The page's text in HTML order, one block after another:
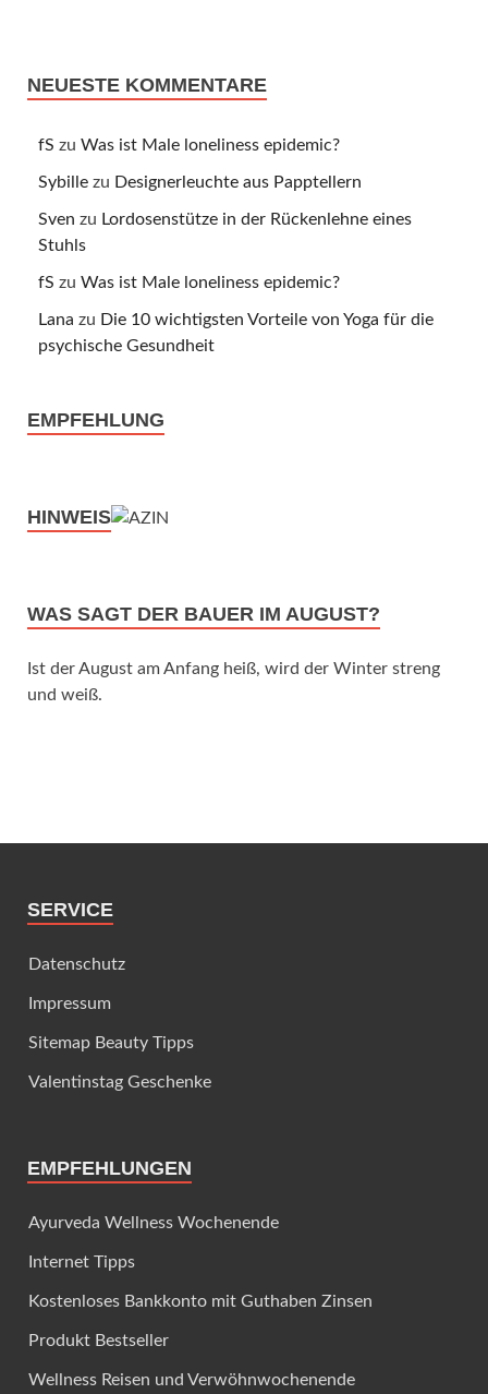
NEUESTE KOMMENTARE
fS zu Was ist Male loneliness epidemic?
Sybille zu Designerleuchte aus Papptellern
Sven zu Lordosenstütze in der Rückenlehne eines
Stuhls
fS zu Was ist Male loneliness epidemic?
Lana zu Die 10 wichtigsten Vorteile von Yoga für die
psychische Gesundheit
EMPFEHLUNG
HINWEIS
WAS SAGT DER BAUER IM AUGUST?
Ist der August am Anfang heiß, wird der Winter streng
und weiß.
SERVICE
Datenschutz
Impressum
Sitemap Beauty Tipps
Valentinstag Geschenke
EMPFEHLUNGEN
Ayurveda Wellness Wochenende
Internet Tipps
Kostenloses Bankkonto mit Guthaben Zinsen
Produkt Bestseller
Wellness Reisen und Verwöhnwochenende